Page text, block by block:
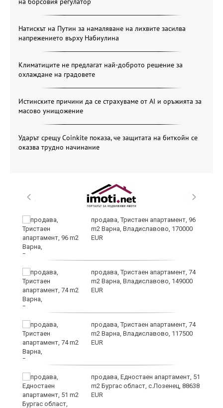
Натискът на Путин за намаляване на лихвите засилва
напрежението върху Набиулина
Климатиците не предлагат най-доброто решение за
охлаждане на градовете
Истинските причини да се страхуваме от AI и оръжията за
масово унищожение
Ударът срещу Coinkite показа, че защитата на биткойн се
оказва трудно начинание
продава, Тристаен апартамент, 96
m2 Варна, Владиславово, 170000
EUR
продава, Тристаен апартамент, 74
m2 Варна, Владиславово, 149000
EUR
продава, Тристаен апартамент, 74
m2 Варна, Владиславово, 117500
EUR
продава, Едностаен апартамент, 51
m2 Бургас област, с.Лозенец, 88638
EUR